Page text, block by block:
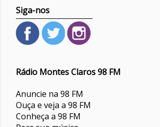
Siga-nos
Rádio Montes Claros 98 FM
Anuncie na 98 FM
Ouça e veja a 98 FM
Conheça a 98 FM